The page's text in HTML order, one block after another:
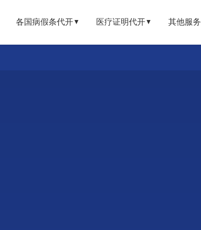
各国病假条代开▼ 医疗证明代开▼ 其他服务